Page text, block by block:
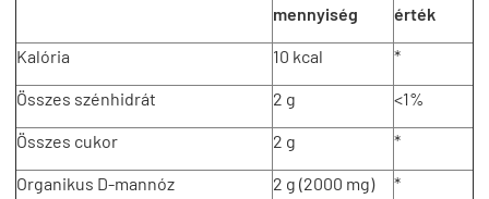
mennyiség
érték
Kalória 10 kcal *
Összes szénhidrát 2 g <1%
Összes cukor 2 g *
Organikus D-mannóz 2 g (2000 mg) *